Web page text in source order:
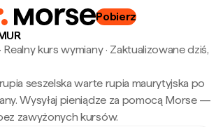
Pobierz
Realny kurs wymiany· Zaktualizowane dziś,
seszelska warte rupia maurytyjska po
Wysyłaj pieniądze za pomocą Morse —
zawyżonych kursów.